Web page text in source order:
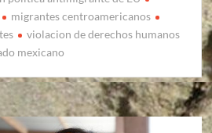
migrantes centroamericanos
violacion de derechos humanos
mexicano